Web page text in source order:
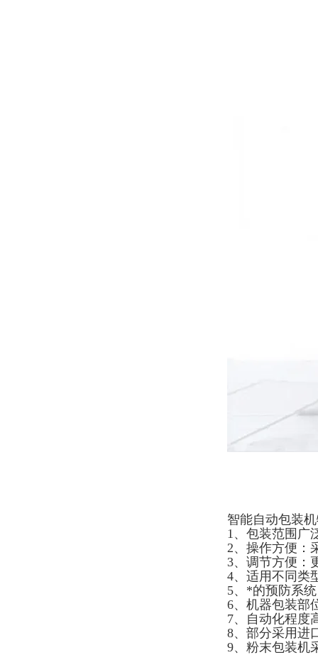
智能自动包装
1、包装范围广
2、操作方便：
3、调节方便：
4、适用不同类
5、*的预防系
6、机器包装部
7、自动化程度
8、部分采用进
9、粉末包装机